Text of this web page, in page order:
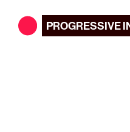
PROGRESSIVE